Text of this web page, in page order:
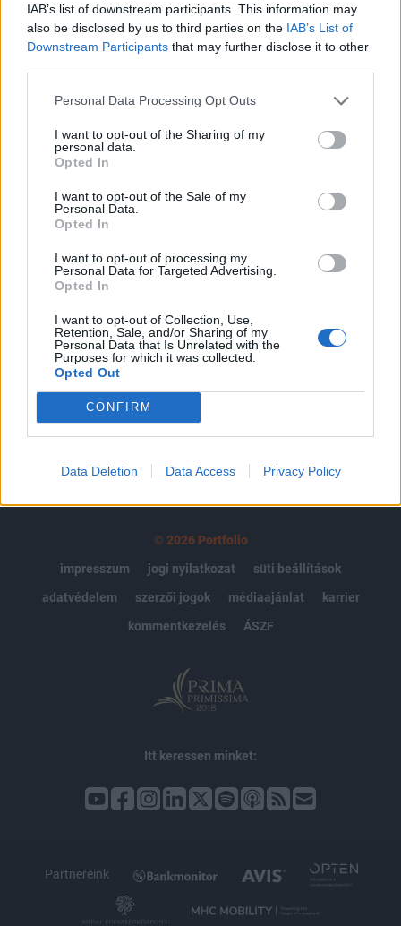
IAB’s list of downstream participants. This information may
also be disclosed by us to third parties on the IAB’s List of
Downstream Participants that may further disclose it to other
Personal Data Processing Opt Outs
I want to opt-out of the Sharing of my
personal data.
Opted In
I want to opt-out of the Sale of my
Personal Data.
Opted In
I want to opt-out of processing my
Personal Data for Targeted Advertising.
Opted In
I want to opt-out of Collection, Use,
Retention, Sale, and/or Sharing of my
Personal Data that Is Unrelated with the
Purposes for which it was collected.
Opted Out
CONFIRM
Data Deletion Data Access Privacy Policy
vagyont menedzselnek világszerte. A válaszokat az
elnökválasztást követő 5 napban gyűjtötték, így nagyon jól
látszik, hogy Trump győzelme milyen radikális...
A keresett cikk a portfolio.hu hírarchívumához
tartozik, melynek olvasása előfizetéses
regisztrációhoz kötött.
Az előfizetés a következőket tartalmazza:
Kötéslisták: BÉT elmúlt 2 év napon belüli
kötéslistái
Előfizetés
MÁR ELŐFIZETŐNK VAGY?
© 2026 Portfolio
impresszum
jogi nyilatkozat
süti beállítások
adatvédelem
szerzői jogok médiaajánlat
karrier
kommentkezelés
ÁSZF
Itt keressen minket:
Partnereink